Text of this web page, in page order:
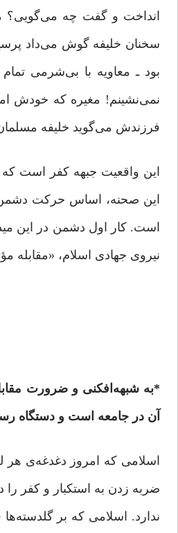
انداخت و گفت چه می‌گویی؟
سخنان خلیفه گوش می‌داد
بود ـ معاویه با بی‌شرمی
نمی‌نشینم! مغیره که خودش
فرزندش می‌گوید خلیفه
این واقعیت جبهه کفر است
این صحنه، اساس حرکت دشمن
است. کار اول دشمن در این
نیروی جهادی اسلام، «مقابله
*به شبهه‌افکنی و ضرورت
آن در جامعه است و دستگاه
اسلامی که امروز دغدغه‌ی هر
ضربه زدن به استکبار و کفر را
ندارد. اسلامی که بر گلدسته‌ها